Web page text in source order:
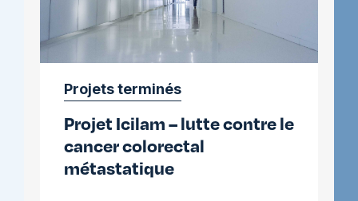
Projets terminés
Projet Icilam – lutte contre le
cancer colorectal
métastatique